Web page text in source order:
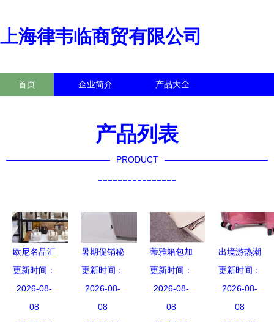
上海律韦临商贸有限公司
首页 企业简介 产品大全
产品列表
PRODUCT
----------------
欧尼名品汇
箱包生活馆
集宁皮革城
中的品质甄
更新时间：
2026-08-
08
暑期促销秘
籍 二楼箱
包组点燃开
学季购物热
更新时间：
2026-08-
08
蒂雅箱包加
盟全解析
费用、联系
方式与市场
更新时间：
2026-08-
08
出境游热潮
推动箱包与
针纺织品市
场双增长
更新时间：
2026-08-
08